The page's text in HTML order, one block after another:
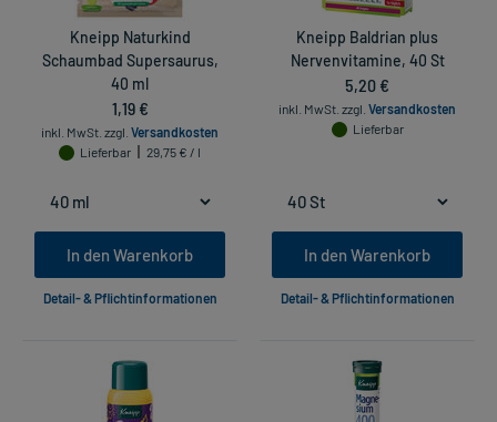
Kneipp Naturkind
Schaumbad Supersaurus,
40 ml
1,19 €
inkl. MwSt. zzgl. Versandkosten
Lieferbar
29,75 € / l
In den Warenkorb
Detail- & Pflichtinformationen
Kneipp Baldrian plus
Nervenvitamine, 40 St
5,20 €
inkl. MwSt. zzgl. Versandkosten
Lieferbar
In den Warenkorb
Detail- & Pflichtinformationen